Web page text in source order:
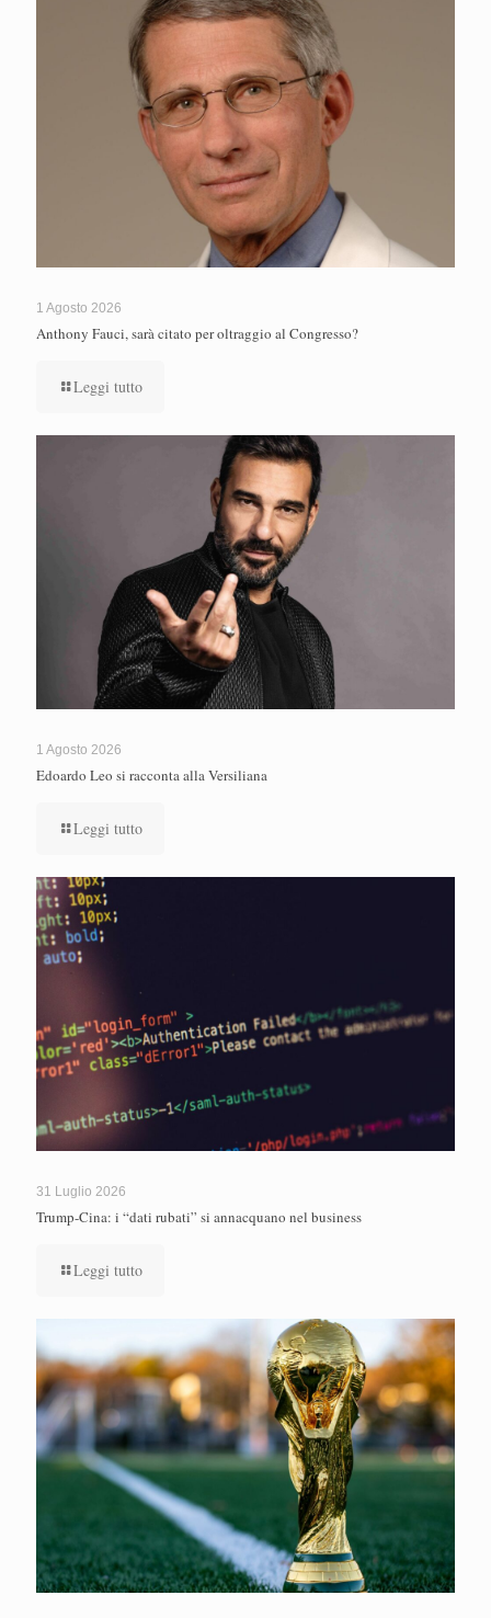
1 Agosto 2026
Anthony Fauci, sarà citato per oltraggio al Congresso?
Leggi tutto
1 Agosto 2026
Edoardo Leo si racconta alla Versiliana
Leggi tutto
31 Luglio 2026
Trump-Cina: i “dati rubati” si annacquano nel business
Leggi tutto